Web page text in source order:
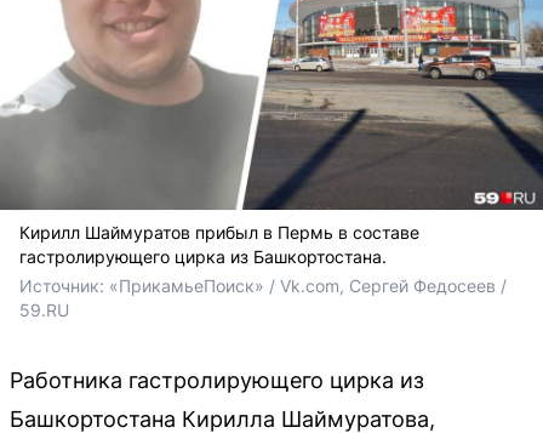
Кирилл Шаймуратов прибыл в Пермь в составе
гастролирующего цирка из Башкортостана.
Источник: «ПрикамьеПоиск» / Vk.com, Сергей Федосеев /
59.RU
Работника гастролирующего цирка из
Башкортостана Кирилла Шаймуратова,